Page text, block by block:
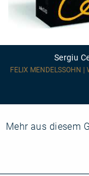
recordings
Sergiu
FELIX MENDELSSOHN |
Mehr aus diesem